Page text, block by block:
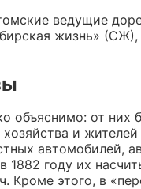
ведущие
жизнь»
объяснимо: от них
хозяйства и
автомобилей,
1882 году их
Кроме этого, в